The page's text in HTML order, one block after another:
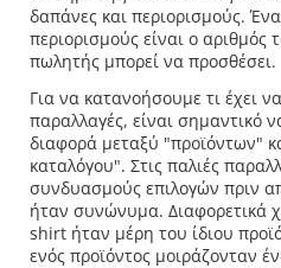
δαπάνες και περιορισμούς.
περιορισμούς είναι ο
πωλητής μπορεί να προσθέσει.
Για να κατανοήσουμε τι έχει
παραλλαγές, είναι σημαντικό
διαφορά μεταξύ "προϊόντων"
καταλόγου". Στις παλιές
συνδυασμούς επιλογών πριν
ήταν συνώνυμα. Διαφορετικά
shirt ήταν μέρη του ίδιου
ενός προϊόντος μοιράζονταν